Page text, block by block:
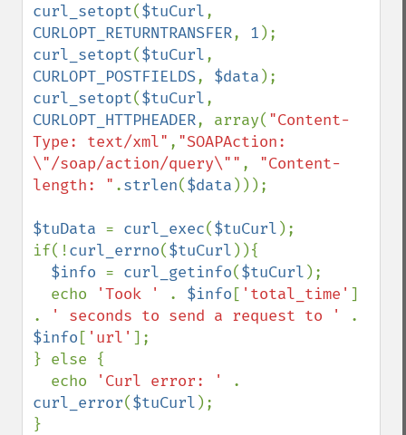
curl_setopt($tuCurl
CURLOPT_RETURNTRANSFER, 1
curl_setopt($tuCurl
CURLOPT_POSTFIELDS, $data
curl_setopt($tuCurl
CURLOPT_HTTPHEADER, array( "Content-
Type: text/xml" , "SOAPAction:
\"/soap/action/query\"" , "Content-
length: " .strlen($data )));
$tuData = curl_exec($tuCurl );
if(!curl_errno($tuCurl )){
$info = curl_getinfo($tuCurl );
  echo
'Took ' . $info [ 'total_time' ]
.
' seconds to send a request to '
$info [ 'url' ];
} else {
  echo
'Curl error: '
curl_error($tuCurl );
}